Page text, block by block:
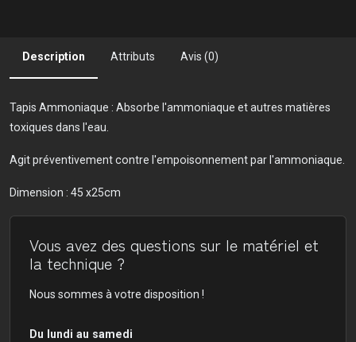
Description Attributs Avis (0)
Tapis Ammoniaque : Absorbe l'ammoniaque et autres matières
toxiques dans l'eau.
Agit préventivement contre l'empoisonnement par l'ammoniaque.
Dimension : 45 x25cm
Vous avez des questions sur le matériel et
la technique ?
Nous sommes à votre disposition !
Du lundi au samedi